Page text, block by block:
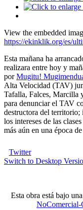
View the embedded
https://ekinklik.org/es/
Esta mañana ha
realizara entre hoy y
porMugitu!
Alta Velocidad (TAV)
Tafalla, Falces, Marcilla
para denunciar el TAV
destructora del territorio;
los intereses de las
más aún en una época
Twitter
Switch to Desktop
Esta obra está bajo una
NoComercial-